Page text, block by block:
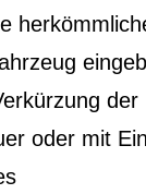
der
oder mit